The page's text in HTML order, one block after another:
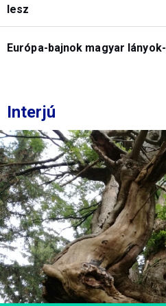
lesz
Európa-bajnok magyar lányok-
Interjú